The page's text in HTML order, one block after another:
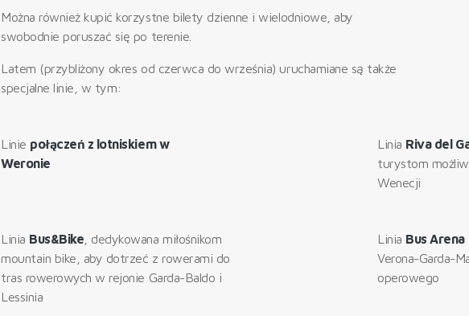
Można również kupić korzystne bilety dzienne i wielodniowe, aby
swobodnie poruszać się po terenie.
Latem (przybliżony okres od czerwca do września) uruchamiane są także
specjalne linie, w tym:
Linie połączeń z lotniskiem w
Weronie
Linia Riva del
turystom
Wenecji
Linia Bus&Bike , dedykowana miłośnikom
mountain bike, aby dotrzeć z rowerami do
tras rowerowych w rejonie Garda-Baldo i
Lessinia
Linia Bus Arena
Verona-Garda-
operowego